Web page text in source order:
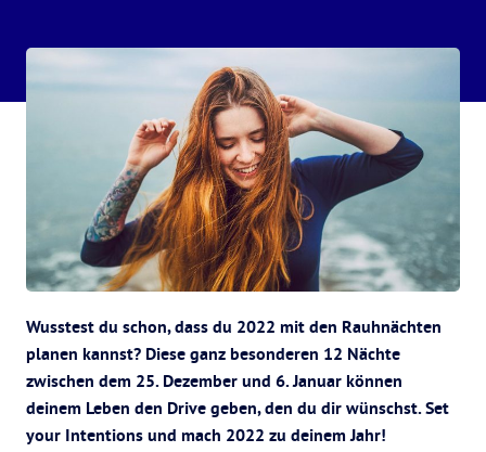
Wusstest du schon, dass du 2022 mit den Rauhnächten
planen kannst? Diese ganz besonderen 12 Nächte
zwischen dem 25. Dezember und 6. Januar können
deinem Leben den Drive geben, den du dir wünschst. Set
your Intentions und mach 2022 zu deinem Jahr!